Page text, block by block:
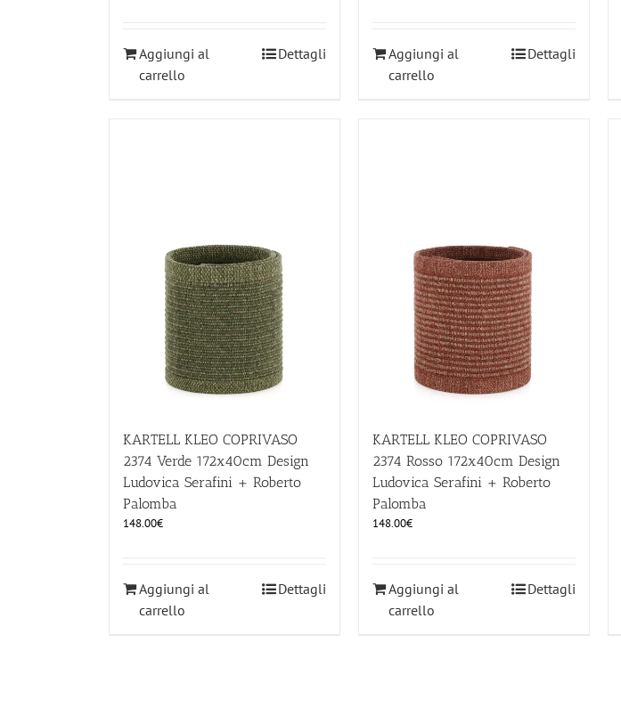
Aggiungi al
carrello
Dettagli
Aggiungi al
carrello
Dettagli
KARTELL KLEO COPRIVASO
2374 Verde 172x40cm Design
Ludovica Serafini + Roberto
Palomba
148.00€
Aggiungi al
carrello
Dettagli
KARTELL KLEO COPRIVASO
2374 Rosso 172x40cm Design
Ludovica Serafini + Roberto
Palomba
148.00€
Aggiungi al
carrello
Dettagli